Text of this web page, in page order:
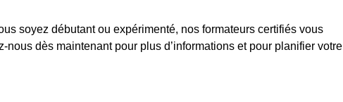
soyez débutant ou expérimenté, nos formateurs certifiés vous
dès maintenant pour plus d’informations et pour planifier votre